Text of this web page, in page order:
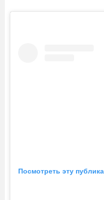
Посмотреть эту